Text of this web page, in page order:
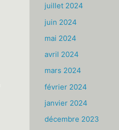
juillet 2024
juin 2024
mai 2024
avril 2024
mars 2024
février 2024
janvier 2024
décembre 2023